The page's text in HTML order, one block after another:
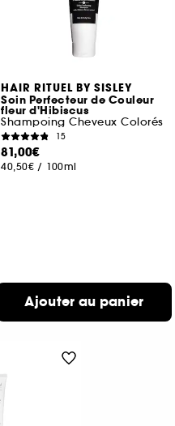
HAIR RITUEL BY SISLEY
Soin Perfecteur de Couleur
fleur d'Hibiscus
Shampoing Cheveux Colorés
15
81,00€
40,50€ / 100ml
Ajouter au panier